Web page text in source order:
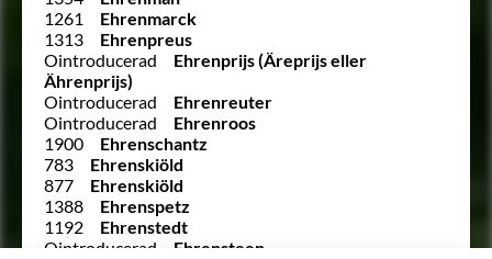
1261
Ehrenmarck
1313
Ehrenpreus
Ointroducerad
Ehrenprijs (Äreprijs eller
Ährenprijs)
Ointroducerad
Ehrenreuter
Ointroducerad
Ehrenroos
1900
Ehrenschantz
783
Ehrenskiöld
877
Ehrenskiöld
1388
Ehrenspetz
1192
Ehrenstedt
Ointroducerad
Ehrensteen